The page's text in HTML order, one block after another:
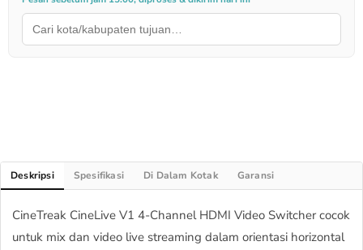
Deskripsi Spesifikasi Di Dalam Kotak Garansi
CineTreak CineLive V1 4-Channel HDMI Video Switcher cocok
untuk mix dan video live streaming dalam orientasi horizontal